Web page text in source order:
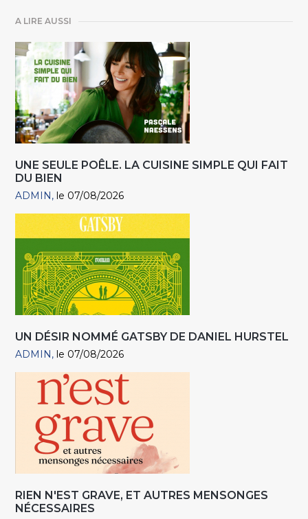
A LIRE AUSSI
UNE SEULE POÊLE. LA CUISINE SIMPLE QUI FAIT
DU BIEN
ADMIN le 07/08/2026
UN DÉSIR NOMMÉ GATSBY DE DANIEL HURSTEL
ADMIN le 07/08/2026
RIEN N'EST GRAVE, ET AUTRES MENSONGES
NÉCESSAIRES